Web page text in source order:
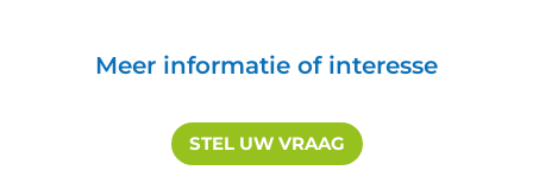
Meer informatie of interesse
STEL UW VRAAG